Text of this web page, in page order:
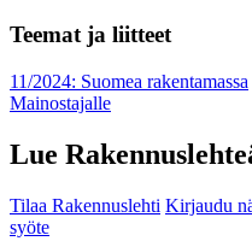
Teemat ja liitteet
11/2024: Suomea rakentamassa
Mainostajalle
Lue
Tilaa Rakennuslehti Kirjaudu
syöte